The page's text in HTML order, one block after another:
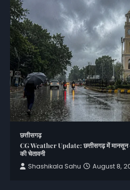
छत्तीसगढ़
CG Weather Update: छत्तीसगढ़ में मानसून
की चेतावनी
Shashikala Sahu
August 8,